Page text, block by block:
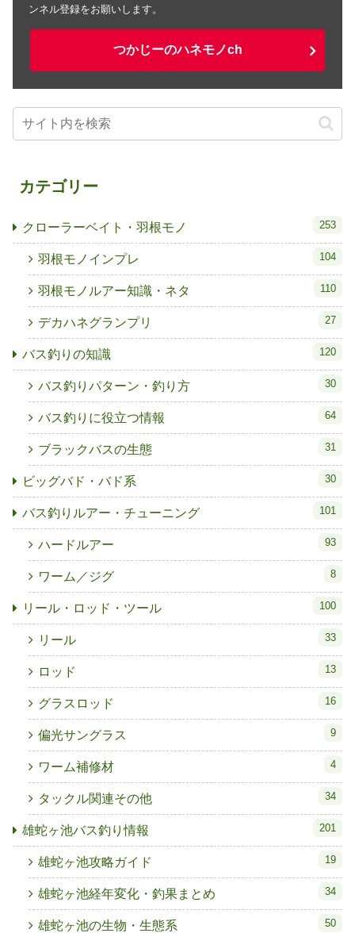
ンネル登録をお願いします。
つかじーのハネモノch
カテゴリー
クローラーベイト・羽根モノ 253
羽根モノインプレ 104
羽根モノルアー知識・ネタ 110
デカハネグランプリ 27
バス釣りの知識 120
バス釣りパターン・釣り方 30
バス釣りに役立つ情報 64
ブラックバスの生態 31
ビッグバド・バド系 30
バス釣りルアー・チューニング 101
ハードルアー 93
ワーム／ジグ 8
リール・ロッド・ツール 100
リール 33
ロッド 13
グラスロッド 16
偏光サングラス 9
ワーム補修材 4
タックル関連その他 34
雄蛇ヶ池バス釣り情報 201
雄蛇ヶ池攻略ガイド 19
雄蛇ヶ池経年変化・釣果まとめ 34
雄蛇ヶ池の生物・生態系 50